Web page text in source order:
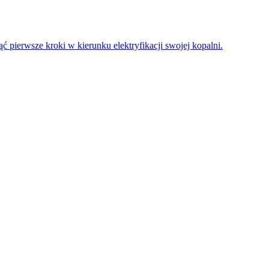
pierwsze kroki w kierunku elektryfikacji swojej kopalni.